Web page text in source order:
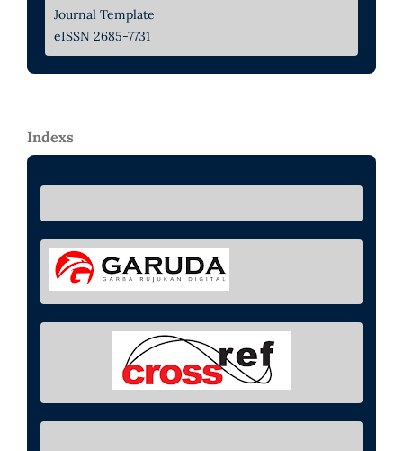
Journal Template
eISSN 2685-7731
Indexs